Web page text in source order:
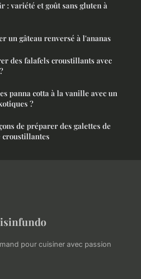
: variété et goût sans gluten à
un gâteau renversé à l'ananas
des falafels croustillants avec
panna cotta à la vanille avec un
?
de préparer des galettes de
croustillantes
pour cuisiner avec passion